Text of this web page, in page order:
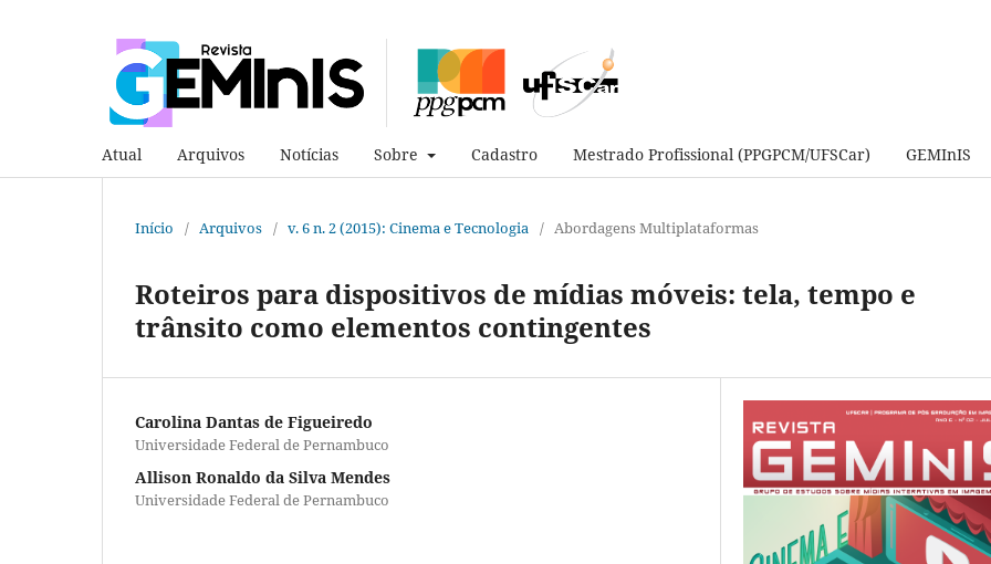
Atual Arquivos Notícias Sobre Cadastro Mestrado Profissional (PPGPCM/UFSCar) GEMInIS
Início / Arquivos / v. 6 n. 2 (2015): Cinema e Tecnologia / Abordagens Multiplataformas
Roteiros para dispositivos de mídias móveis: tela, tempo e
trânsito como elementos contingentes
Carolina Dantas de Figueiredo
Universidade Federal de Pernambuco
Allison Ronaldo da Silva Mendes
Universidade Federal de Pernambuco